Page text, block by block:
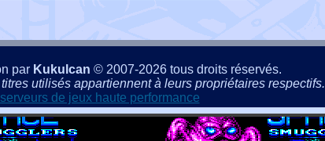
par Kukulcan © 2007-2026 tous droits réservés.
utilisés appartiennent à leurs propriétaires respectifs.
de jeux haute performance